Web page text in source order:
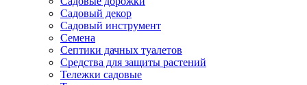
Садовый декор
Садовый инструмент
Семена
Септики дачных туалетов
Средства для защиты растений
Тележки садовые